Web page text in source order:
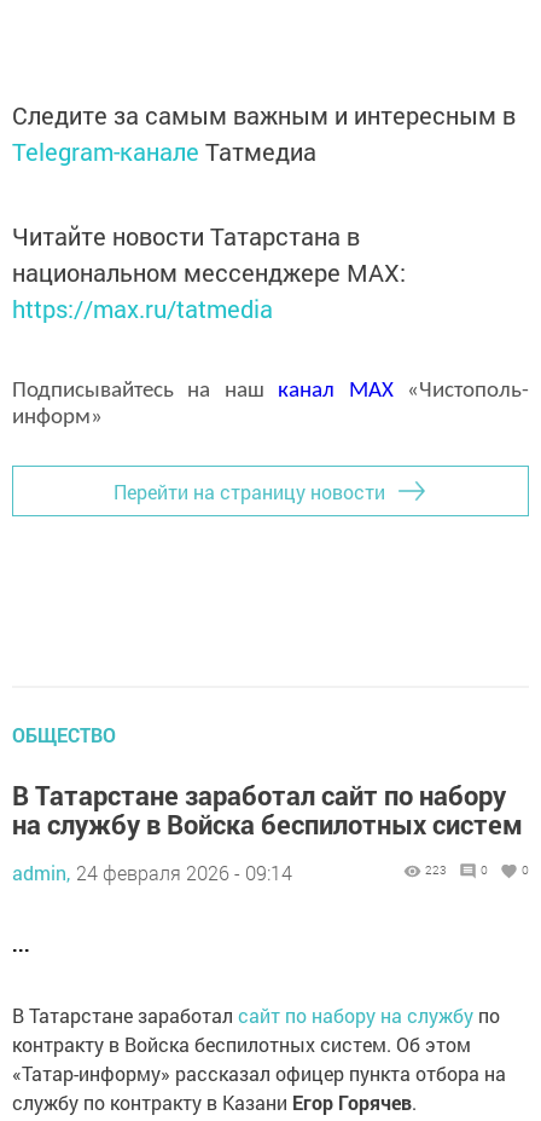
Следите за самым важным и интересным в
Telegram-канале Татмедиа
Читайте новости Татарстана в
национальном мессенджере MАХ:
https://max.ru/tatmedia
Подписывайтесь на наш канал MAX«Чистополь-
информ»
Перейти на страницу новости
ОБЩЕСТВО
В Татарстане заработал сайт по набору
на службу в Войска беспилотных систем
admin, 24 февраля 2026 - 09:14 223 0 0
...
В Татарстане заработал сайт по набору на службу по
контракту в Войска беспилотных систем. Об этом
«Татар-информу» рассказал офицер пункта отбора на
службу по контракту в Казани Егор Горячев.